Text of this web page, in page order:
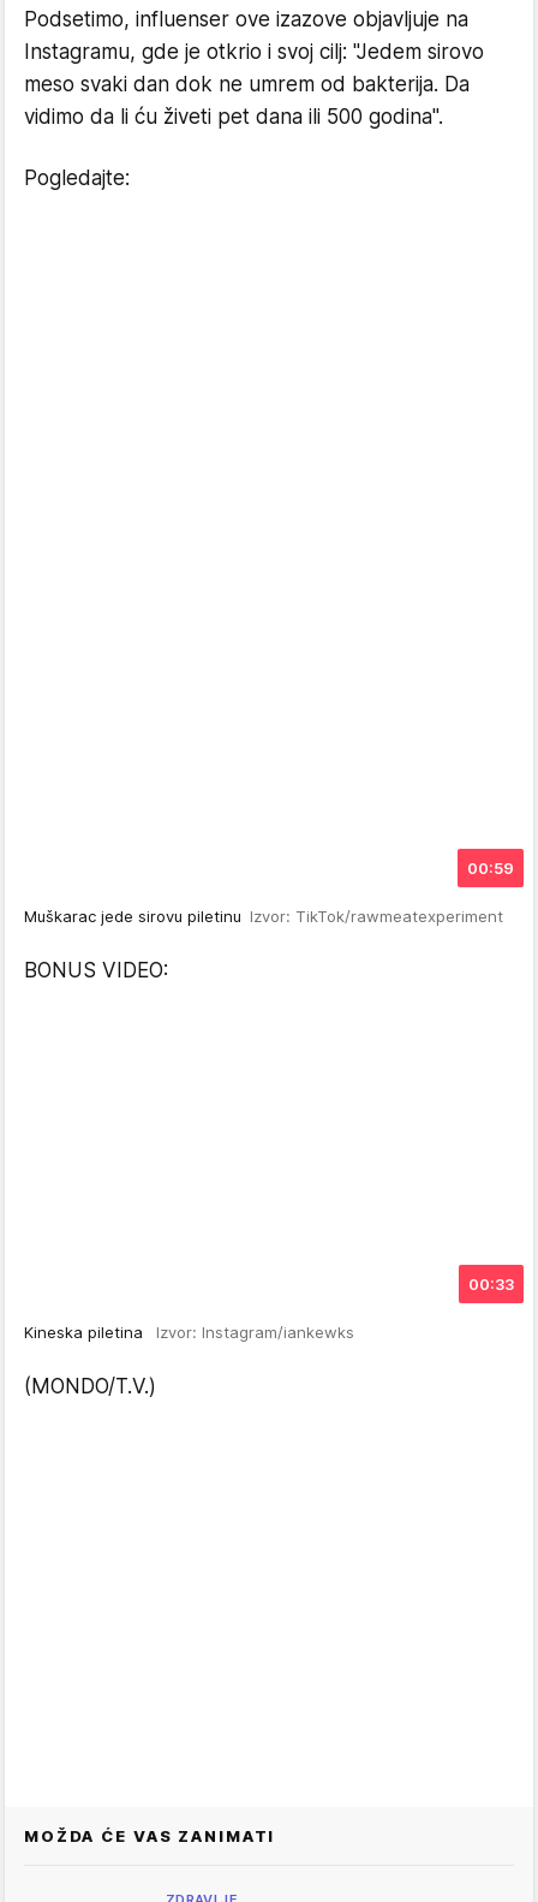
Podsetimo, influenser ove izazove objavljuje na
Instagramu, gde je otkrio i svoj cilj: "Jedem sirovo
meso svaki dan dok ne umrem od bakterija. Da
vidimo da li ću živeti pet dana ili 500 godina".
Pogledajte:
00:59
Muškarac jede sirovu piletinu Izvor: TikTok/rawmeatexperiment
BONUS VIDEO:
00:33
Kineska piletina Izvor: Instagram/iankewks
(MONDO/T.V.)
MOŽDA ĆE VAS ZANIMATI